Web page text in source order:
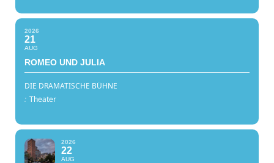
2026
21
AUG
ROMEO UND JULIA
DIE DRAMATISCHE BÜHNE
: Theater
2026
22
AUG